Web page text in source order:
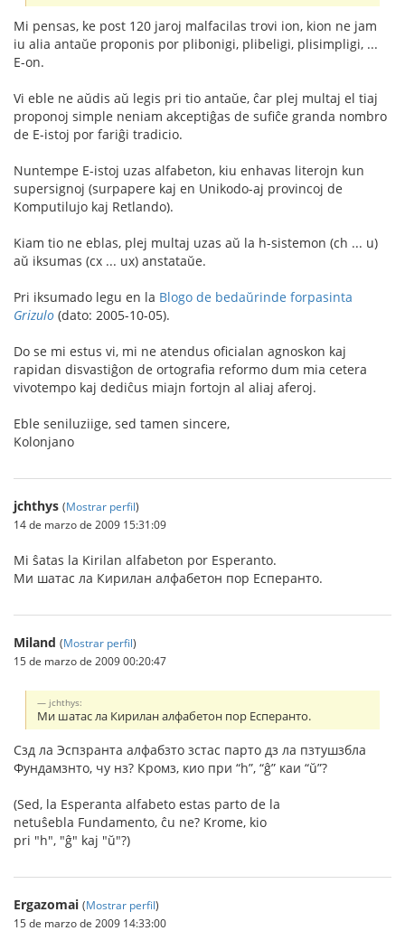
Mi pensas, ke post 120 jaroj malfacilas trovi ion, kion ne jam
iu alia antaŭe proponis por plibonigi, plibeligi, plisimpligi, ...
E-on.
Vi eble ne aŭdis aŭ legis pri tio antaŭe, ĉar plej multaj el tiaj
proponoj simple neniam akceptiĝas de sufiĉe granda nombro
de E-istoj por fariĝi tradicio.
Nuntempe E-istoj uzas alfabeton, kiu enhavas literojn kun
supersignoj (surpapere kaj en Unikodo-aj provincoj de
Komputilujo kaj Retlando).
Kiam tio ne eblas, plej multaj uzas aŭ la h-sistemon (ch ... u)
aŭ iksumas (cx ... ux) anstataŭe.
Pri iksumado legu en la Blogo de bedaŭrinde forpasinta
Grizulo (dato: 2005-10-05).
Do se mi estus vi, mi ne atendus oficialan agnoskon kaj
rapidan disvastiĝon de ortografia reformo dum mia cetera
vivotempo kaj dediĉus miajn fortojn al aliaj aferoj.
Eble seniluziige, sed tamen sincere,
Kolonjano
jchthys (Mostrar perfil)
14 de marzo de 2009 15:31:09
Mi ŝatas la Kirilan alfabeton por Esperanto.
Ми шатас ла Кирилан алфабетон пор Есперанто.
Miland (Mostrar perfil)
15 de marzo de 2009 00:20:47
jchthys:
Ми шатас ла Кирилан алфабетон пор Есперанто.
Сзд ла Эспзранта алфабзто зстас парто дз ла пзтушзбла
Фундамзнто, чу нз? Кромз, кио при “h”, “ĝ” каи “ŭ”?
(Sed, la Esperanta alfabeto estas parto de la
netuŝebla Fundamento, ĉu ne? Krome, kio
pri "h", "ĝ" kaj "ŭ"?)
Ergazomai (Mostrar perfil)
15 de marzo de 2009 14:33:00